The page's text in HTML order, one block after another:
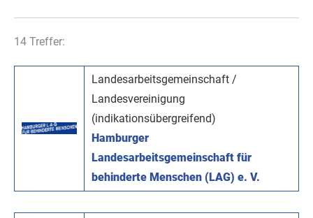
14 Treffer:
Landesarbeitsgemeinschaft /
Landesvereinigung
(indikationsübergreifend)
Hamburger
Landesarbeitsgemeinschaft für
behinderte Menschen (LAG) e. V.